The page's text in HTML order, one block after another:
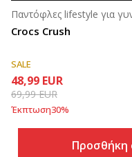
Crocs Crush
SALE
48,99 EUR
69,99EUR
Έκπτωση30%
Προσθήκη